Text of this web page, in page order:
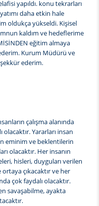
yapıldı. konu tekrarları
daha etkin hale
oldukça yükseldi. Kişisel
kaldım ve hedeflerime
eğitim almaya
Kurum Müdürü ve
ederim.
çalışma alanında
olacaktır. Yararları insan
eminim ve beklentilerin
olacaktır. Her insanın
hisleri, duyguları verilen
çıkacaktır ve her
çok faydalı olacaktır.
savaşabilme, ayakta